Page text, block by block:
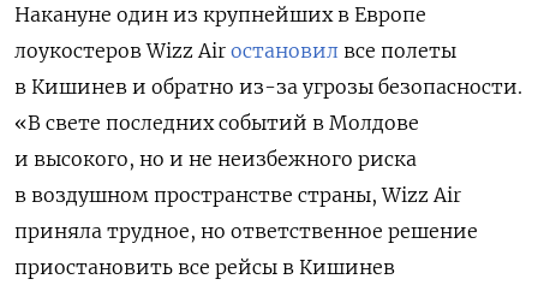
Накануне один из крупнейших в Европе
лоукостеров Wizz Air остановил все полеты
в Кишинев и обратно из-за угрозы безопасности.
«В свете последних событий в Молдове
и высокого, но и не неизбежного риска
в воздушном пространстве страны, Wizz Air
приняла трудное, но ответственное решение
приостановить все рейсы в Кишинев